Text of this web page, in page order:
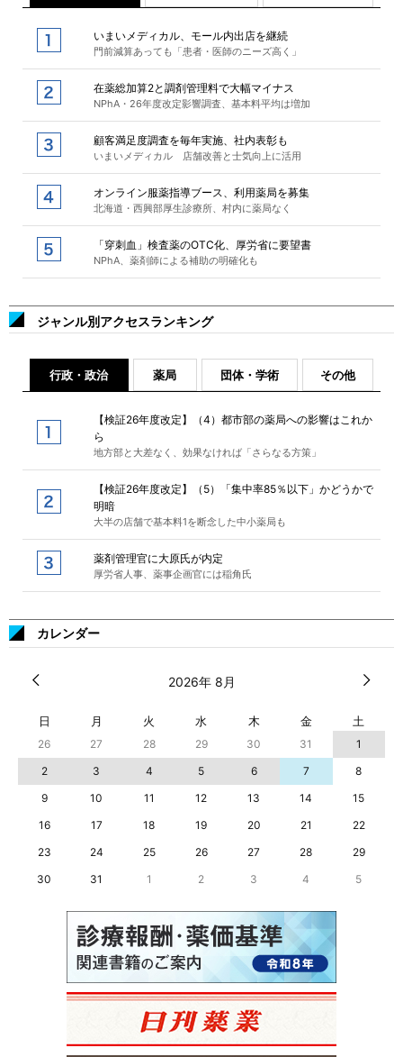
いまいメディカル、モール内出店を継続
門前減算あっても「患者・医師のニーズ高く」
在薬総加算2と調剤管理料で大幅マイナス
NPhA・26年度改定影響調査、基本料平均は増加
顧客満足度調査を毎年実施、社内表彰も
いまいメディカル 店舗改善と士気向上に活用
オンライン服薬指導ブース、利用薬局を募集
北海道・西興部厚生診療所、村内に薬局なく
「穿刺血」検査薬のOTC化、厚労省に要望書
NPhA、薬剤師による補助の明確化も
ジャンル別アクセスランキング
行政・政治 薬局 団体・学術 その他
【検証26年度改定】（4）都市部の薬局への影響はこれか
ら
地方部と大差なく、効果なければ「さらなる方策」
【検証26年度改定】（5）「集中率85％以下」かどうかで
明暗
大半の店舗で基本料1を断念した中小薬局も
薬剤管理官に大原氏が内定
厚労省人事、薬事企画官には稲角氏
カレンダー
2026年 8月
日 月 火 水 木 金 土
26 27 28 29 30 31
1
2
3 4 5 6 7
8
9
10 11 12 13 14
15
16
17 18 19 20 21
22
23
24 25 26 27 28
29
30
31 1 2 3 4 5